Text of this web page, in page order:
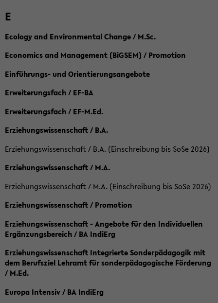
E
Ecology and Environmental Change / M.Sc.
Economics and Management (BiGSEM) / Promotion
Einführungs- und Orientierungsangebote
Erweiterungsfach / EF-BA
Erweiterungsfach / EF-M.Ed.
Erziehungswissenschaft / B.A.
Erziehungswissenschaft / B.A. (Einschreibung bis SoSe 2026)
Erziehungswissenschaft / M.A.
Erziehungswissenschaft / M.A. (Einschreibung bis SoSe 2026)
Erziehungswissenschaft / Promotion
Erziehungswissenschaft - Angebote für den Individuellen
Ergänzungsbereich / BA IndiErg
Erziehungswissenschaft Integrierte Sonderpädagogik mit
dem Berufsziel Lehramt für sonderpädagogische Förderung
/ M.Ed.
Europa Intensiv / BA IndiErg